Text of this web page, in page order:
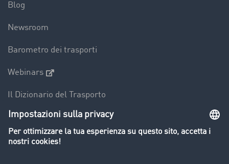
Blog
Newsroom
Barometro dei trasporti
Webinars
Il Dizionario del Trasporto
Panoramica della borsa di carichi
Divieti di circolazione per mezzi pesanti